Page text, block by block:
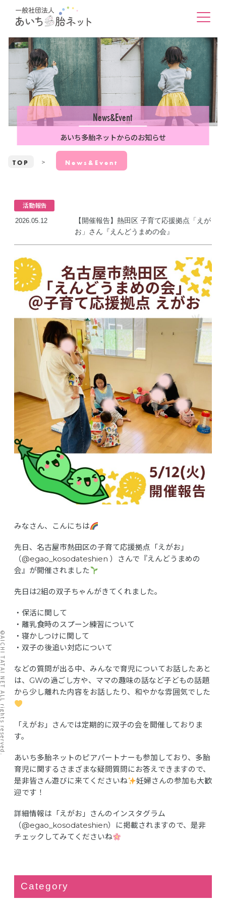
News&Event
あいち多胎ネットからのお知らせ
rights reserved.
TOP News&Event
活動報告
2026.05.12
【開催報告】熱田区 子育て応援拠点「えが
お」さん『えんどうまめの会』
みなさん、こんにちは
先日、名古屋市熱田区の子育て応援拠点「えがお」
（@egao_kosodateshien ）さんで『えんどうまめの
会』が開催されました
先日は2組の双子ちゃんがきてくれました。
・保活に関して
・離乳食時のスプーン練習について
・寝かしつけに関して
・双子の後追い対応について
などの質問が出る中、みんなで育児についてお話したあと
は、GWの過ごし方や、ママの趣味の話など子どもの話題
から少し離れた内容をお話したり、和やかな雰囲気でした
「えがお」さんでは定期的に双子の会を開催しておりま
す。
あいち多胎ネットのピアパートナーも参加しており、多胎
育児に関するさまざまな疑問質問にお答えできますので、
是非皆さん遊びに来てくださいね
妊婦さんの参加も大歓
迎です！
詳細情報は「えがお」さんのインスタグラム
（@egao_kosodateshien）に掲載されますので、是非
チェックしてみてくださいね
Category